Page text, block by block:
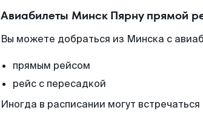
Авиабилеты Минск Пярну прямой
Вы можете добраться из Минска с
прямым рейсом
рейс с пересадкой
Иногда в расписании могут